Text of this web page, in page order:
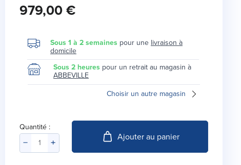
979,00 €
Sous 1 à 2 semaines pour unelivraison à
domicile
Sous 2 heures pour un retrait au magasin à
ABBEVILLE
Choisir un autre magasin
Quantité :
Ajouter au panier